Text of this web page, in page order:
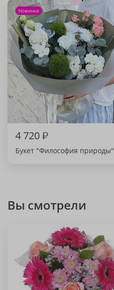
Новинка
4 720₽
Букет "Философия природы"
Вы смотрели